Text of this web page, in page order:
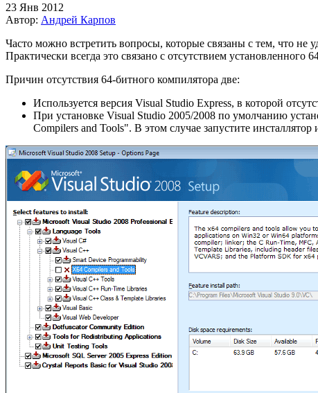
23 Янв 2012
Автор: Андрей Карпов
Часто можно встретить вопросы, которые связаны с тем, что
Практически всегда это связано с отсутствием установленного
Причин отсутствия 64-битного компилятора две:
Используется версия Visual Studio Express, в которой
При установке Visual Studio 2005/2008 по умолчанию
Compilers and Tools". В этом случае запустите